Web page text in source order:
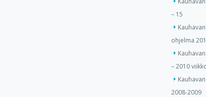
– 15
ohjelma
– 2010
2008-2009